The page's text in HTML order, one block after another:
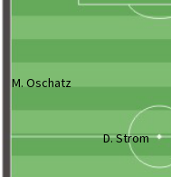
M. Oschatz
D. Strom